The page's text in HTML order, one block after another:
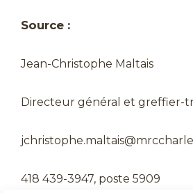
Source :
Jean-Christophe Maltais
Directeur général et greffier-
418 439-3947, poste 5909